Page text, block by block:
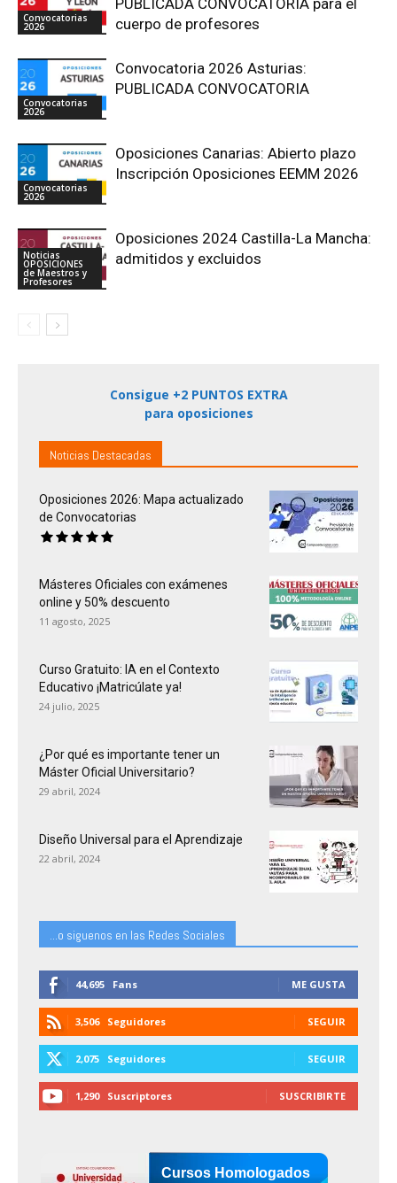
Convocatorias
2026
cuerpo de profesores
Convocatorias
2026
Convocatoria 2026 Asturias:
PUBLICADA CONVOCATORIA
Convocatorias
2026
Oposiciones Canarias: Abierto plazo
Inscripción Oposiciones EEMM 2026
Noticias
OPOSICIONES
de Maestros y
Profesores
Oposiciones 2024 Castilla-La Mancha:
admitidos y excluidos
Consigue +2 PUNTOS EXTRA
para oposiciones
Noticias Destacadas
Oposiciones 2026: Mapa actualizado
de Convocatorias
Másteres Oficiales con exámenes
online y 50% descuento
11 agosto, 2025
Curso Gratuito: IA en el Contexto
Educativo ¡Matricúlate ya!
24 julio, 2025
¿Por qué es importante tener un
Máster Oficial Universitario?
29 abril, 2024
Diseño Universal para el Aprendizaje
22 abril, 2024
...o siguenos en las Redes Sociales
44,695 Fans ME GUSTA
3,506 Seguidores SEGUIR
2,075 Seguidores SEGUIR
1,290 Suscriptores SUSCRIBIRTE
Cursos Homologados